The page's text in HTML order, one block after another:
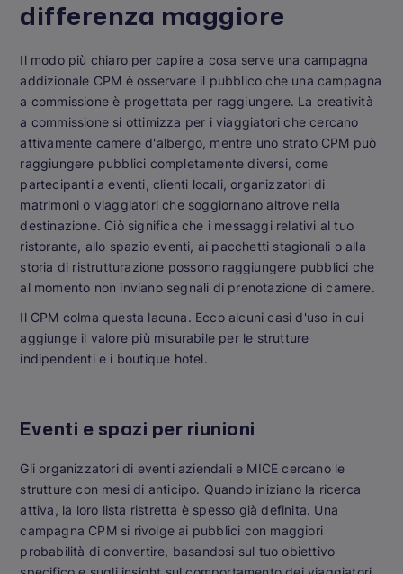
differenza maggiore
Il modo più chiaro per capire a cosa serve una campagna
addizionale CPM è osservare il pubblico che una campagna
a commissione è progettata per raggiungere. La creatività
a commissione si ottimizza per i viaggiatori che cercano
attivamente camere d'albergo, mentre uno strato CPM può
raggiungere pubblici completamente diversi, come
partecipanti a eventi, clienti locali, organizzatori di
matrimoni o viaggiatori che soggiornano altrove nella
destinazione. Ciò significa che i messaggi relativi al tuo
ristorante, allo spazio eventi, ai pacchetti stagionali o alla
storia di ristrutturazione possono raggiungere pubblici che
al momento non inviano segnali di prenotazione di camere.
Il CPM colma questa lacuna. Ecco alcuni casi d'uso in cui
aggiunge il valore più misurabile per le strutture
indipendenti e i boutique hotel.
Eventi e spazi per riunioni
Gli organizzatori di eventi aziendali e MICE cercano le
strutture con mesi di anticipo. Quando iniziano la ricerca
attiva, la loro lista ristretta è spesso già definita. Una
campagna CPM si rivolge ai pubblici con maggiori
probabilità di convertire, basandosi sul tuo obiettivo